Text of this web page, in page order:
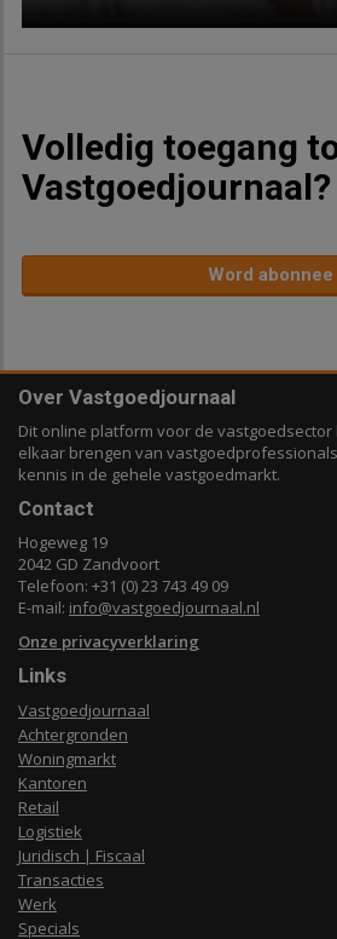
Volledig toegang
Vastgoedjournaal?
Word abonnee
Over Vastgoedjournaal
Dit online platform voor de
elkaar brengen van
kennis in de gehele vastgoedmarkt.
Contact
Hogeweg 19
2042 GD Zandvoort
Telefoon: +31 (0) 23 743 49 09
E-mail: info@vastgoedjournaal.nl
Onze privacyverklaring
Links
Vastgoedjournaal
Achtergronden
Woningmarkt
Kantoren
Retail
Logistiek
Juridisch | Fiscaal
Transacties
Werk
Specials